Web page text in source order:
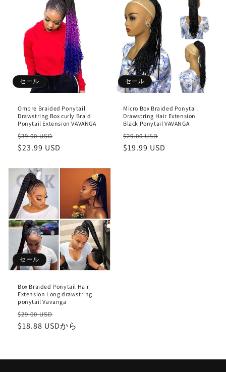
格
セール
Ombre Braided Ponytail
Drawstring Box curly Braid
Ponytail Extension VAVANGA
通
常
$39.00 USD
ー
価
$23.99 USD
セール
Micro Box Braided Ponytail
Drawstring Hair Extension
Black Ponytail VAVANGA
通
常
$29.00 USD
ー
$19.99 USD
セール
Box Braided Ponytail Hair
Extension Long drawstring
ponytail Vavanga
通
常
$29.00 USD
ー
格
$18.88 USDから